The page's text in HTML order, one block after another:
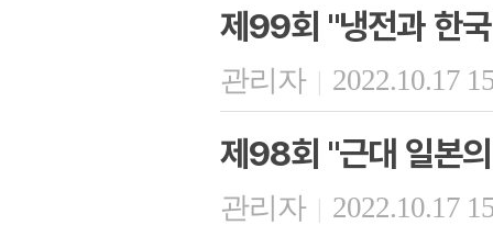
제99회 "냉전과 한
관리자 | 2022.10.17
제98회 "근대 일본
관리자 | 2022.10.17